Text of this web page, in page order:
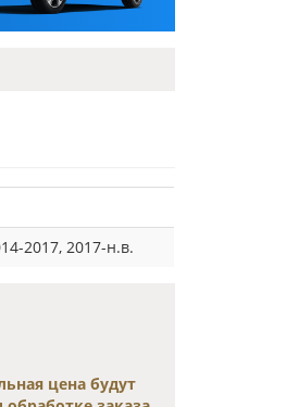
2017, 2017-н.в.
цена будут